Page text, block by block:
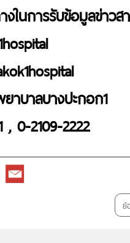
ในการรับข้อมูลข่าวส
าบาลบางปะกอก1
, 0-2109-2222
Email
ย้